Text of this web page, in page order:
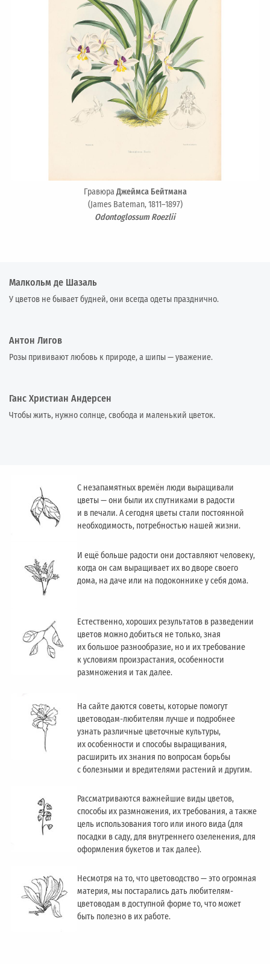
ГравюраДжеймса Бейтмана
(James Bateman, 1811–1897)
Odontoglossum Roezlii
Малкольм де Шазаль
У цветов не бывает будней, они всегда одеты празднично.
Антон Лигов
Розы прививают любовь к природе, а шипы — уважение.
Ганс Христиан Андерсен
Чтобы жить, нужно солнце, свобода и маленький цветок.
С незапамятных времён люди выращивали
цветы — они были их спутниками в радости
и в печали. А сегодня цветы стали постоянной
необходимость, потребностью нашей жизни.
И ещё больше радости они доставляют человеку,
когда он сам выращивает их во дворе своего
дома, на даче или на подоконнике у себя дома.
Естественно, хороших результатов в разведении
цветов можно добиться не только, зная
их большое разнообразие, но и их требование
к условиям произрастания, особенности
размножения и так далее.
На сайте даются советы, которые помогут
цветоводам-любителям лучше и подробнее
узнать различные цветочные культуры,
их особенности и способы выращивания,
расширить их знания по вопросам борьбы
с болезными и вредителями растений и другим.
Рассматриваются важнейшие виды цветов,
способы их размножения, их требования, а также
цель использования того или иного вида (для
посадки в саду, для внутреннего озеленения, для
оформления букетов и так далее).
Несмотря на то, что цветоводство — это огромная
материя, мы постарались дать любителям-
цветоводам в доступной форме то, что может
быть полезно в их работе.